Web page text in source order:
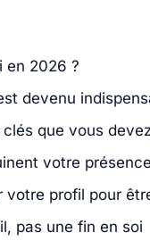
en 2026 ?
devenu
que vous
votre
votre profil pour
pas une fin en soi